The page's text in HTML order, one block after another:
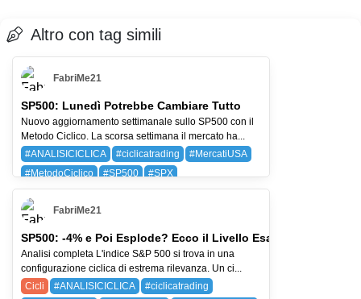
Altro con tag simili
FabriMe21
SP500: Lunedì Potrebbe Cambiare Tutto
Nuovo aggiornamento settimanale sullo SP500 con il
Metodo Ciclico. La scorsa settimana il mercato ha...
#ANALISICICLICA
#ciclicatrading
#MercatiUSA
#MetodoCiclico
#SP500
#SPX
BAYG (BAYER AG)
SPX (SP 500)
FabriMe21
SP500: -4% e Poi Esplode? Ecco il Livello Esatto
Analisi completa L'indice S&P 500 si trova in una
configurazione ciclica di estrema rilevanza. Un ci...
Cicli
#ANALISICICLICA
#ciclicatrading